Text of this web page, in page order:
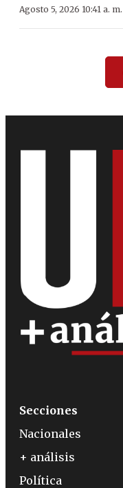
Agosto 5, 2026 10:41 a. m.
Secciones
Nacionales
+ análisis
Política